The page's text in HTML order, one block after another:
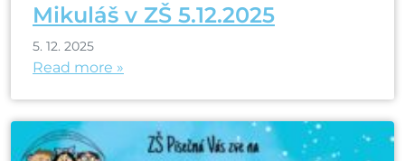
Mikuláš v ZŠ 5.12.2025
5. 12. 2025
Read more »